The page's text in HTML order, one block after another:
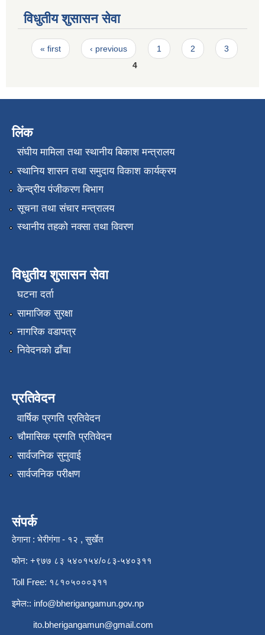
विधुतीय शुसासन सेवा
Pages
« first ‹ previous 1 2
3
4
लिंक
संघीय मामिला तथा स्थानीय बिकाश मन्त्रालय
स्थानिय शासन तथा समुदाय विकाश कार्यक्रम
केन्द्रीय पंजीकरण बिभाग
सूचना तथा संचार मन्त्रालय
स्थानीय तहको नक्सा तथा विवरण
विधुतीय शुसासन सेवा
घटना दर्ता
सामाजिक सुरक्षा
नागरिक वडापत्र
निवेदनको ढाँचा
प्रतिवेदन
वार्षिक प्रगति प्रतिवेदन
चौमासिक प्रगति प्रतिवेदन
सार्वजनिक सुनुवाई
सार्वजनिक परीक्षण
संपर्क
ठेगाना : भेरीगंगा - १२ , सुर्खेत
फोन: +९७७ ८३ ५४०१५४/०८३-५४०३११
Toll Free: १८१०५०००३११
इमेल:: info@bherigangamun.gov.np
ito.bherigangamun@gmail.com